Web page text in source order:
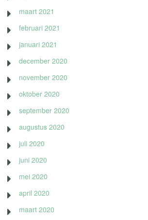
maart 2021
februari 2021
januari 2021
december 2020
november 2020
oktober 2020
september 2020
augustus 2020
juli 2020
juni 2020
mei 2020
april 2020
maart 2020